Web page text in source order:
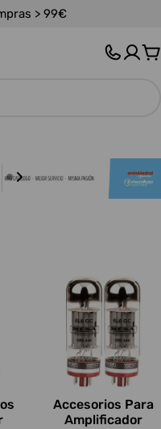
> 99€
Accesorios Para
Amplificador